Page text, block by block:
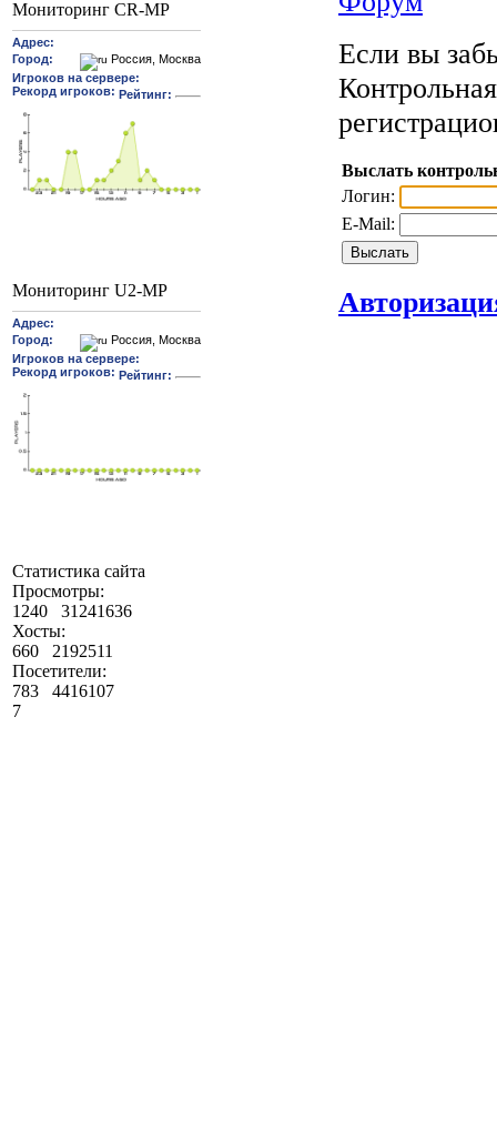
Мониторинг CR-MP
Мониторинг U2-MP
Статистика сайта
Просмотры:
1240
31241636
Хосты:
660
2192511
Посетители:
783
4416107
7
Если вы
Выслать
Логин:
E-Mail: